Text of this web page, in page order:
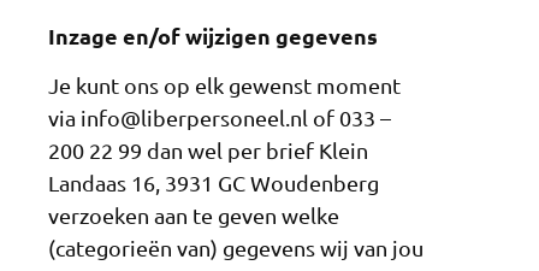
Inzage en/of wijzigen gegevens
Je kunt ons op elk gewenst moment
via info@liberpersoneel.nl of 033 –
200 22 99 dan wel per brief Klein
Landaas 16, 3931 GC Woudenberg
verzoeken aan te geven welke
(categorieën van) gegevens wij van jou